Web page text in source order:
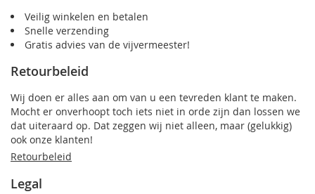
Veilig winkelen en betalen
Snelle verzending
Gratis advies van de vijvermeester!
Retourbeleid
Wij doen er alles aan om van u een tevreden klant te maken.
Mocht er onverhoopt toch iets niet in orde zijn dan lossen we
dat uiteraard op. Dat zeggen wij niet alleen, maar (gelukkig)
ook onze klanten!
Retourbeleid
Legal